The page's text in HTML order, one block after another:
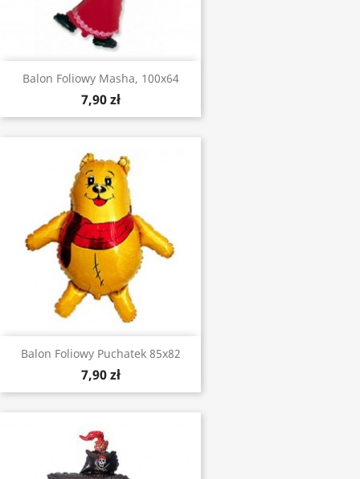
Balon Foliowy Masha, 100x64
7,90 zł
Balon Foliowy Puchatek 85x82
7,90 zł